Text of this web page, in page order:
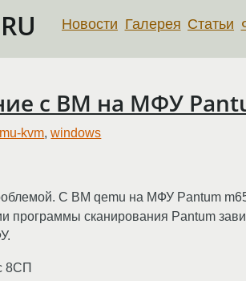
Новости Галерея Статьи
с ВМ на МФУ
kvm,windows
С ВМ qemu на МФУ Pantum
программы сканирования Pantum
8СП